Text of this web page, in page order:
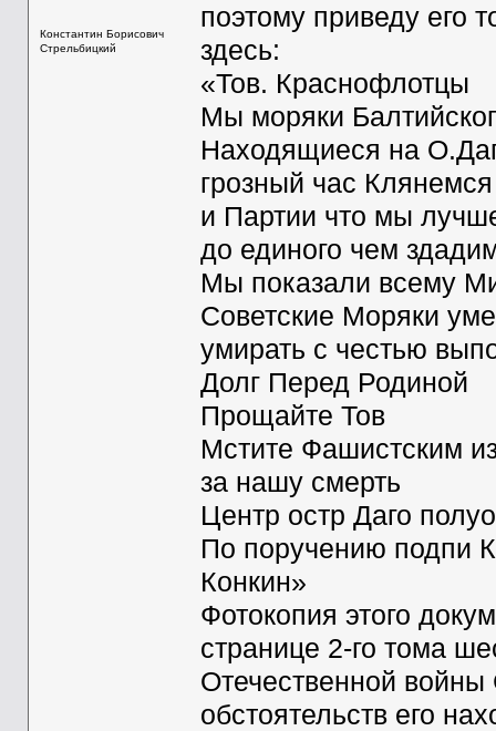
Константин Борисович
Стрельбицкий
поэтому приведу его
здесь:
«Тов. Краснофлотцы
Мы моряки
Находящиеся на
грозный час
и Партии что мы
до единого чем
Мы показали всему
Советские Моряки
умирать с честью
Долг Перед Родиной
Прощайте Тов
Мстите Фашистским
за нашу смерть
Центр остр Даго
По поручению подпи
Конкин»
Фотокопия этого
странице 2-го тома
Отечественной
обстоятельств его